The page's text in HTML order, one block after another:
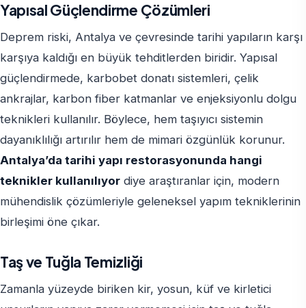
Yapısal Güçlendirme Çözümleri
Deprem riski, Antalya ve çevresinde tarihi yapıların karşı
karşıya kaldığı en büyük tehditlerden biridir. Yapısal
güçlendirmede, karbobet donatı sistemleri, çelik
ankrajlar, karbon fiber katmanlar ve enjeksiyonlu dolgu
teknikleri kullanılır. Böylece, hem taşıyıcı sistemin
dayanıklılığı artırılır hem de mimari özgünlük korunur.
Antalya’da tarihi yapı restorasyonunda hangi
teknikler kullanılıyor diye araştıranlar için, modern
mühendislik çözümleriyle geleneksel yapım tekniklerinin
birleşimi öne çıkar.
Taş ve Tuğla Temizliği
Zamanla yüzeyde biriken kir, yosun, küf ve kirletici